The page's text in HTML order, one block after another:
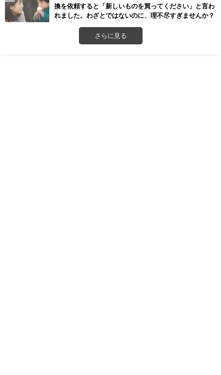
換を依頼すると「新しいものを買ってください」と言わ
れました。わざとではないのに、理不尽すぎませんか？
さらに見る